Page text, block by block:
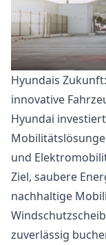
Hyundais
innovative
Hyundai
und
Ziel, saubere
nachhaltige
zuverlässig